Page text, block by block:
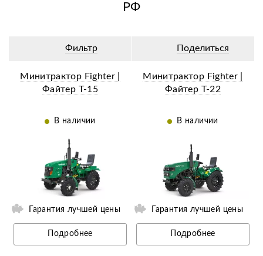
РФ
Фильтр Поделиться
Минитрактор Fighter |
Файтер Т-15
В наличии
Гарантия лучшей цены
Подробнее
Минитрактор Fighter |
Файтер Т-22
В наличии
Гарантия лучшей цены
Подробнее